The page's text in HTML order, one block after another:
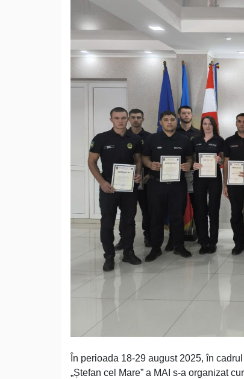
În perioada 18-29 august 2025, în
„Ștefan cel Mare” a MAI s-a organizat